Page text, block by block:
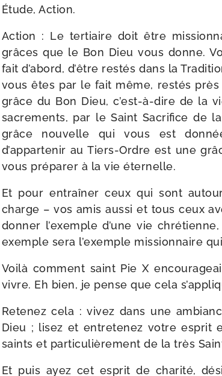
Étude, Action.
Action : Le ter­tiaire doit être
grâces que le Bon Dieu vous donne.
fait d’abord, d’être res­tés dans la
vous êtes par le fait même, res­tés
grâce du Bon Dieu, c’est-à-dire de la
sacre­ments, par le Saint Sacrifice de
grâce nou­velle qui vous est
d’appartenir au Tiers-​Ordre est une
vous pré­pa­rer à la vie éternelle.
Et pour entraî­ner ceux qui sont
charge – vos amis aus­si et tous ceux
don­ner l’exemple d’une vie
exemple sera l’exemple mis­sion­naire
Voilà com­ment saint Pie X
vivre. Eh bien, je pense que cela
Retenez cela : vivez dans une
Dieu ; lisez et entre­te­nez votre
saints et par­ti­cu­liè­re­ment de la très
Et puis ayez cet esprit de cha­ri­té,